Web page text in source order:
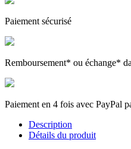
Paiement sécurisé
Remboursement* ou échange*
Paiement en 4 fois avec PayPal
Description
Détails du produit